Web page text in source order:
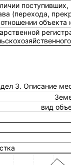
(перехода,
3. Описание
вид